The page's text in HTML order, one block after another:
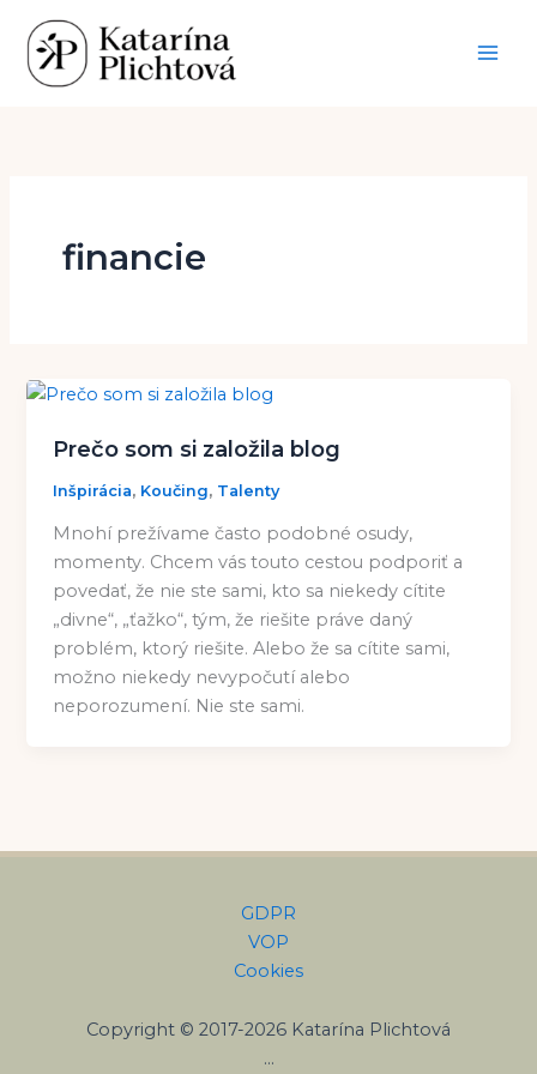
obsah
financie
Prečo som si založila blog
Inšpirácia, Koučing, Talenty
Mnohí prežívame často podobné osudy,
momenty. Chcem vás touto cestou podporiť a
povedať, že nie ste sami, kto sa niekedy cítite
„divne“, „ťažko“, tým, že riešite práve daný
problém, ktorý riešite. Alebo že sa cítite sami,
možno niekedy nevypočutí alebo
neporozumení. Nie ste sami.
GDPR
VOP
Cookies
Copyright © 2017-2026 Katarína Plichtová
…